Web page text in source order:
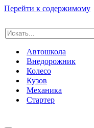
Перейти к содержимому
Искать...
Автошкола
Внедорожник
Колесо
Кузов
Механика
Стартер